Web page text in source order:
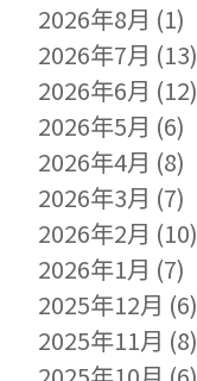
2026年8月 (1)
2026年7月 (13)
2026年6月 (12)
2026年5月 (6)
2026年4月 (8)
2026年3月 (7)
2026年2月 (10)
2026年1月 (7)
2025年12月 (6)
2025年11月 (8)